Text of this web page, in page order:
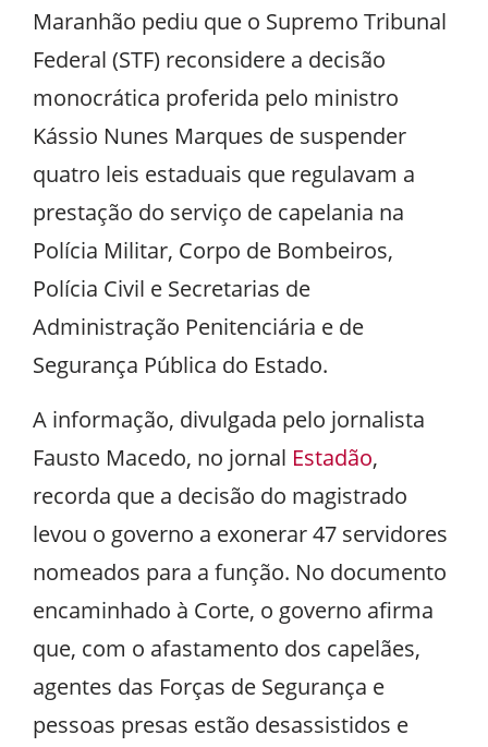
Maranhão pediu que o Supremo Tribunal
Federal (STF) reconsidere a decisão
monocrática proferida pelo ministro
Kássio Nunes Marques de suspender
quatro leis estaduais que regulavam a
prestação do serviço de capelania na
Polícia Militar, Corpo de Bombeiros,
Polícia Civil e Secretarias de
Administração Penitenciária e de
Segurança Pública do Estado.
A informação, divulgada pelo jornalista
Fausto Macedo, no jornal Estadão,
recorda que a decisão do magistrado
levou o governo a exonerar 47 servidores
nomeados para a função. No documento
encaminhado à Corte, o governo afirma
que, com o afastamento dos capelães,
agentes das Forças de Segurança e
pessoas presas estão desassistidos e